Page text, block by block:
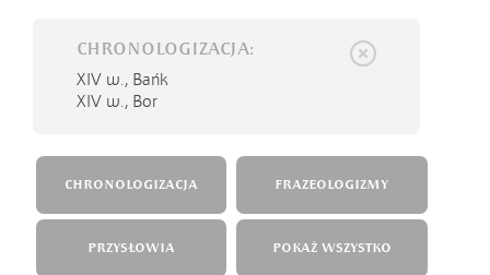
CHRONOLOGIZACJA:
XIV w., Bańk
XIV w., Bor
CHRONOLOGIZACJA FRAZEOLOGIZMY
PRZYSŁOWIA POKAŻ WSZYSTKO